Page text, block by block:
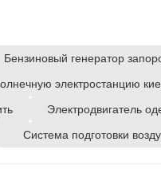
Бензиновый генератор
электростанцию
Электродвигатель
Система подготовки